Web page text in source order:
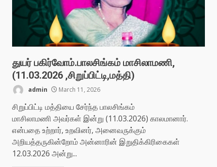
துயர் பகிர்வோம்.பாலசிங்கம் மாசிலாமணி,
(11.03.2026 ,சிறுப்பிட்டி,மத்தி)
admin March 11, 2026
சிறுப்பிட்டி மத்தியை சேர்ந்த பாலசிங்கம்
மாசிலாமணி அவர்கள் இன்று (11.03.2026) காலமானார்.
என்பதை உற்றார், உறவினர், அனைவருக்கும்
அறியத்தருகின்றோம் அன்னாரின் இறுதிக்கிரிகைகள்
12.03.2026 அன்று...